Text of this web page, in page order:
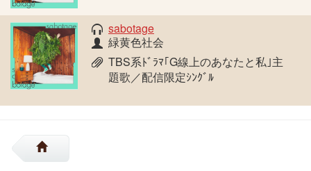
sabotage
緑黄色社会
TBS系ﾄﾞﾗﾏ｢G線上のあなたと私｣主
題歌／配信限定ｼﾝｸﾞﾙ